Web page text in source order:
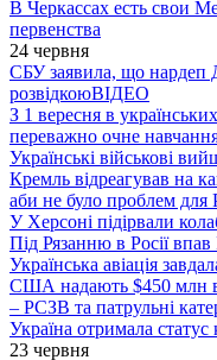
В Черкассах есть свои
первенства
24 червня
СБУ заявила, що нардеп
розвідкоюВІДЕО
З 1 вересня в
переважно очне
Українські військові
Кремль відреагував на
аби не було проблем для
У Херсоні підірвали
Під Рязанню в Росії впав
Українська авіація
США надають $450 млн
– РСЗВ та патрульні
Україна отримала
23 червня